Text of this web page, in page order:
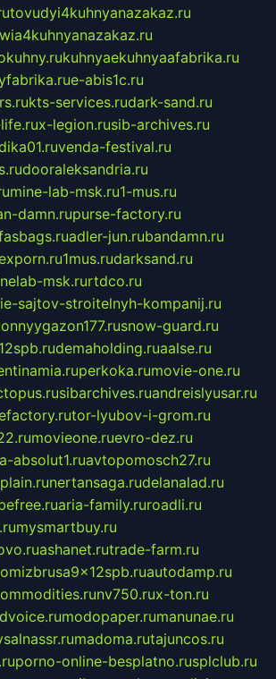
tovudyi4kuhnyanazakaz.ru
kuhnyaekuhnyaafabrika.ru
e-abis1c.ru
kts-services.rudark-sand.ru
x-legion.rusib-archives.ru
venda-festival.ru
dooraleksandria.ru
mine-lab-msk.ru1-mus.ru
damn.rupurse-factory.ru
adler-jun.rubandamn.ru
1mus.rudarksand.ru
msk.rurtdco.ru
sajtov-stroitelnyh-kompanij.ru
snow-guard.ru
demaholding.ruaalse.ru
perkoka.rumovie-one.ru
sibarchives.ruandreislyusar.ru
tor-lyubov-i-grom.ru
movieone.ruevro-dez.ru
absolut1.ruavtopomosch27.ru
nertansaga.rudelanalad.ru
aria-family.ruroadli.ru
mysmartbuy.ru
ashanet.rutrade-farm.ru
autodamp.ru
nv750.rux-ton.ru
modopaper.rumanunae.ru
madoma.rutajuncos.ru
porno-online-besplatno.rusplclub.ru